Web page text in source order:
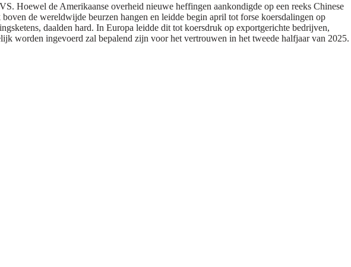
Hoewel de Amerikaanse overheid nieuwe heffingen aankondigde op een reeks Chinese
de wereldwijde beurzen hangen en leidde begin april tot forse koersdalingen op
daalden hard. In Europa leidde dit tot koersdruk op exportgerichte bedrijven,
worden ingevoerd zal bepalend zijn voor het vertrouwen in het tweede halfjaar van 2025.